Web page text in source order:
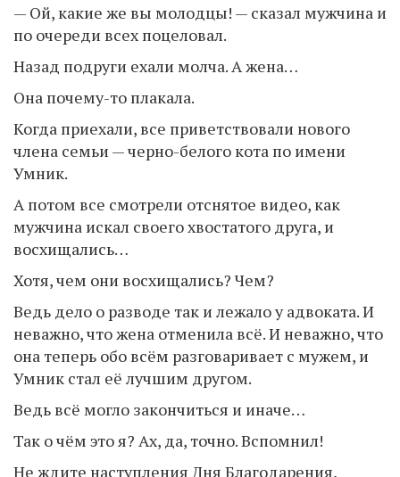
— Ой, какие же вы молодцы! — сказал мужчина и
по очереди всех поцеловал.
Назад подруги ехали молча. А жена…
Она почему-то плакала.
Когда приехали, все приветствовали нового
члена семьи — черно-белого кота по имени
Умник.
А потом все смотрели отснятое видео, как
мужчина искал своего хвостатого друга, и
восхищались…
Хотя, чем они восхищались? Чем?
Ведь дело о разводе так и лежало у адвоката. И
неважно, что жена отменила всё. И неважно, что
она теперь обо всём разговаривает с мужем, и
Умник стал её лучшим другом.
Ведь всё могло закончиться и иначе…
Так о чём это я? Ах, да, точно. Вспомнил!
Не ждите наступления Дня Благодарения,